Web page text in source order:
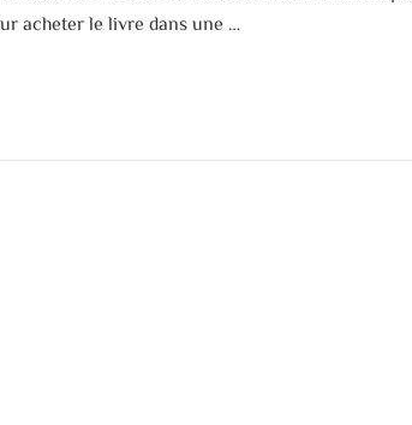
acheter le livre dans une …